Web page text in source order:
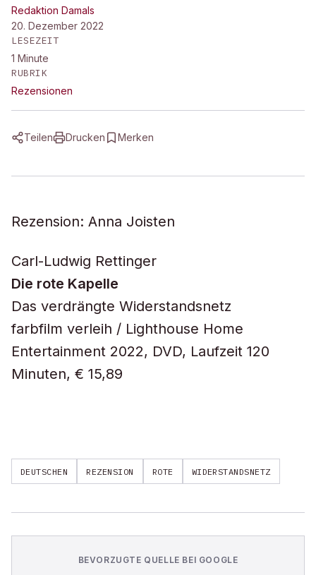
Redaktion Damals
20. Dezember 2022
LESEZEIT
1 Minute
RUBRIK
Rezensionen
Teilen Drucken Merken
Rezension: Anna Joisten
Carl-Ludwig Rettinger
Die rote Kapelle
Das verdrängte Widerstandsnetz
farbfilm verleih / Lighthouse Home
Entertainment 2022, DVD, Laufzeit 120
Minuten, € 15,89
DEUTSCHEN REZENSION ROTE WIDERSTANDSNETZ
BEVORZUGTE QUELLE BEI GOOGLE